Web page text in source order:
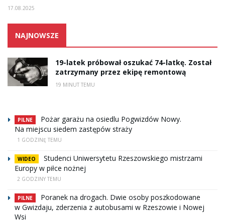
17.08.2025
NAJNOWSZE
19-latek próbował oszukać 74-latkę. Został
zatrzymany przez ekipę remontową
19 MINUT TEMU
PILNE
Pożar garażu na osiedlu Pogwizdów Nowy.
Na miejscu siedem zastępów straży
1 GODZINĘ TEMU
WIDEO
Studenci Uniwersytetu Rzeszowskiego mistrzami
Europy w piłce nożnej
2 GODZINY TEMU
PILNE
Poranek na drogach. Dwie osoby poszkodowane
w Gwizdaju, zderzenia z autobusami w Rzeszowie i Nowej
Wsi